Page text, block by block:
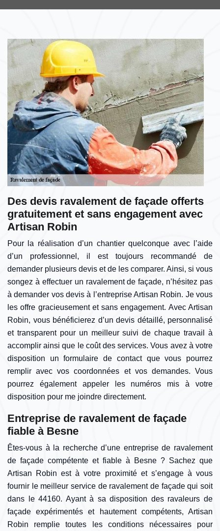
Des devis ravalement de façade offerts
gratuitement et sans engagement avec
Artisan Robin
Pour la réalisation d’un chantier quelconque avec l’aide
d’un professionnel, il est toujours recommandé de
demander plusieurs devis et de les comparer. Ainsi, si vous
songez à effectuer un ravalement de façade, n’hésitez pas
à demander vos devis à l’entreprise Artisan Robin. Je vous
les offre gracieusement et sans engagement. Avec Artisan
Robin, vous bénéficierez d’un devis détaillé, personnalisé
et transparent pour un meilleur suivi de chaque travail à
accomplir ainsi que le coût des services. Vous avez à votre
disposition un formulaire de contact que vous pourrez
remplir avec vos coordonnées et vos demandes. Vous
pourrez également appeler les numéros mis à votre
disposition pour me joindre directement.
Entreprise de ravalement de façade
fiable à Besne
Êtes-vous à la recherche d’une entreprise de ravalement
de façade compétente et fiable à Besne ? Sachez que
Artisan Robin est à votre proximité et s’engage à vous
fournir le meilleur service de ravalement de façade qui soit
dans le 44160. Ayant à sa disposition des ravaleurs de
façade expérimentés et hautement compétents, Artisan
Robin remplie toutes les conditions nécessaires pour